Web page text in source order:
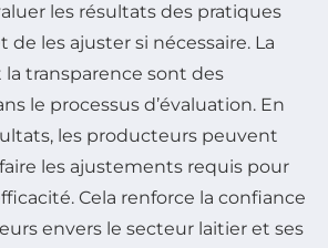
les résultats des pratiques
de les ajuster si nécessaire. La
transparence sont des
le processus d’évaluation. En
les producteurs peuvent
les ajustements requis pour
Cela renforce la confiance
envers le secteur laitier et ses